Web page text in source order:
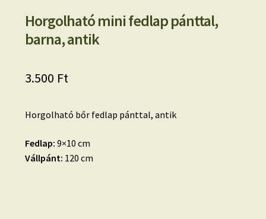
Horgolható mini fedlap pánttal,
barna, antik
3.500 Ft
Horgolható bőr fedlap pánttal, antik
Fedlap: 9×10 cm
Vállpánt: 120 cm